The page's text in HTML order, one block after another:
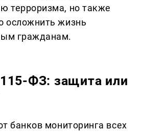
терроризма, но также
осложнить жизнь
гражданам.
ФЗ: защита или
банков мониторинга всех